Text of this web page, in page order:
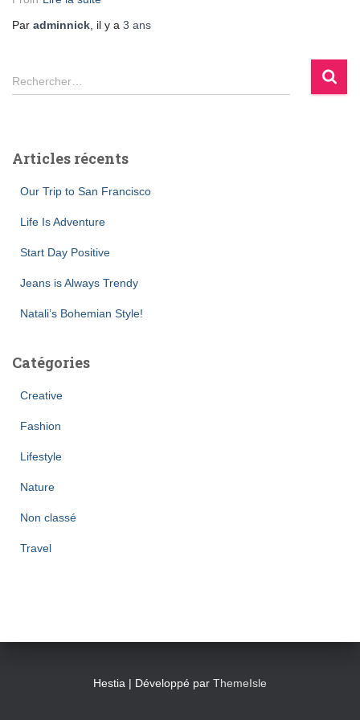
Par adminnick , il y a 3 ans
R
e
r
Rechercher…
Articles récents
Our Trip to San Francisco
Life Is Adventure
Start Day Positive
Jeans is Always Trendy
Natali’s Bohemian Style!
Catégories
Creative
Fashion
Lifestyle
Nature
Non classé
Travel
Hestia | Développé par ThemeIsle